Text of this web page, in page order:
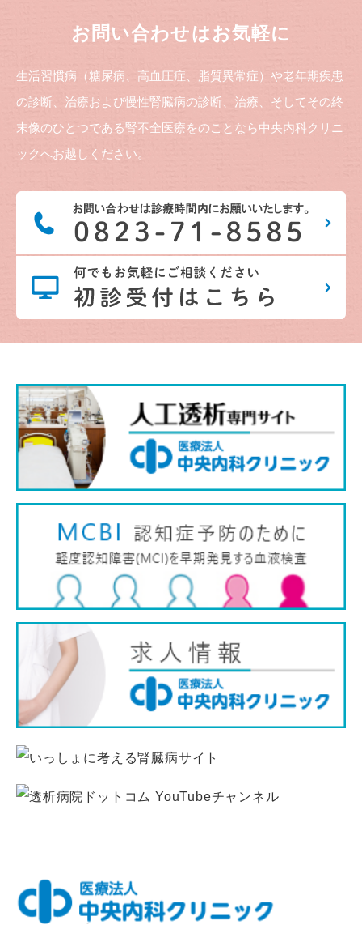
お問い合わせはお気軽に
生活習慣病（糖尿病、高血圧症、脂質異常症）や老年期疾患
の診断、治療および慢性腎臓病の診断、治療、そしてその終
末像のひとつである腎不全医療をのことなら中央内科クリニ
ックへお越しください。